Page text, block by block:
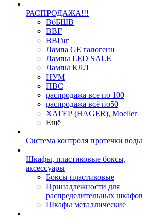
РАСПРОДАЖА!!!
ВбБШВ
ВВГ
ВВГнг
Лампа GE галогенн
Лампы LED SALE
Лампы КЛЛ
НУМ
ПВС
распродажа все по 100
распродажа всё по50
ХАГЕР (HAGER), Moeller
Ещё
Система контроля протечки воды
Шкафы, пластиковые боксы,
аксессуары
Боксы пластиковые
Принадлежности для
распределительных шкафов
Шкафы металлические